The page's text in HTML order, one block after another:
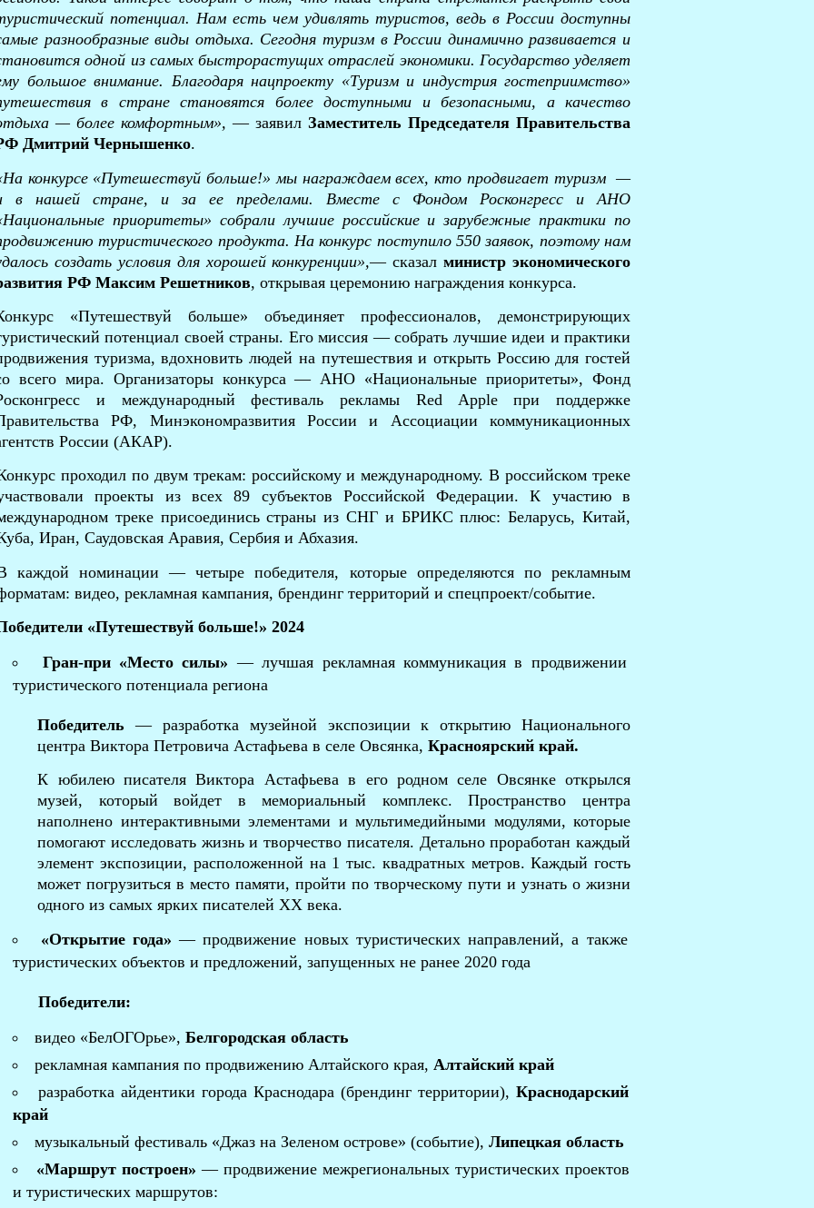
потенциал. Нам есть чем удивлять туристов, ведь в России доступны
разнообразные виды отдыха. Сегодня туризм в России динамично развивается и
одной из самых быстрорастущих отраслей экономики. Государство уделяет
большое внимание. Благодаря нацпроекту «Туризм и индустрия гостеприимство»
в стране становятся более доступными и безопасными, а качество
— более комфортным»,— заявил Заместитель Председателя Правительства
Дмитрий Чернышенко.
конкурсе «Путешествуй больше!» мы награждаем всех, кто продвигает туризм —
в нашей стране, и за ее пределами. Вместе с Фондом Росконгресс и АНО
приоритеты» собрали лучшие российские и зарубежные практики по
туристического продукта. На конкурс поступило 550 заявок, поэтому нам
создать условия для хорошей конкуренции»,— сказалминистр экономического
РФ Максим Решетников, открывая церемонию награждения конкурса.
«Путешествуй больше» объединяет профессионалов, демонстрирующих
потенциал своей страны. Его миссия — собрать лучшие идеи и практики
туризма, вдохновить людей на путешествия и открыть Россию для гостей
всего мира. Организаторы конкурса — АНО «Национальные приоритеты», Фонд
и международный фестиваль рекламы Red Apple при поддержке
РФ, Минэкономразвития России и Ассоциации коммуникационных
России (АКАР).
проходил по двум трекам: российскому и международному. В российском треке
проекты из всех 89 субъектов Российской Федерации. К участию в
треке присоединись страны из СНГ и БРИКС плюс: Беларусь, Китай,
Иран, Саудовская Аравия, Сербия и Абхазия.
каждой номинации — четыре победителя, которые определяются по рекламным
видео, рекламная кампания, брендинг территорий и спецпроект/событие.
«Путешествуй больше!» 2024
Гран-при «Место силы» — лучшая рекламная коммуникация в продвижении
туристического потенциала региона
Победитель— разработка музейной экспозиции к открытию Национального
центра Виктора Петровича Астафьева в селе Овсянка,Красноярский край.
К юбилею писателя Виктора Астафьева в его родном селе Овсянке открылся
музей, который войдет в мемориальный комплекс. Пространство центра
наполнено интерактивными элементами и мультимедийными модулями, которые
помогают исследовать жизнь и творчество писателя. Детально проработан каждый
элемент экспозиции, расположенной на 1 тыс. квадратных метров. Каждый гость
может погрузиться в место памяти, пройти по творческому пути и узнать о жизни
одного из самых ярких писателей XX века.
«Открытие года» — продвижение новых туристических направлений, а также
туристических объектов и предложений, запущенных не ранее 2020 года
Победители:
видео «БелОГОрье», Белгородская область
рекламная кампания по продвижению Алтайского края, Алтайский край
разработка айдентики города Краснодара (брендинг территории), Краснодарский
край
музыкальный фестиваль «Джаз на Зеленом острове» (событие), Липецкая область
«Маршрут построен» — продвижение межрегиональных туристических проектов
и туристических маршрутов: